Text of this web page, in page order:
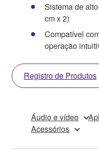
Sistema de
cm x 2)
Compatível
operação
Registro de Produtos
Áudio e vídeo
Acessórios